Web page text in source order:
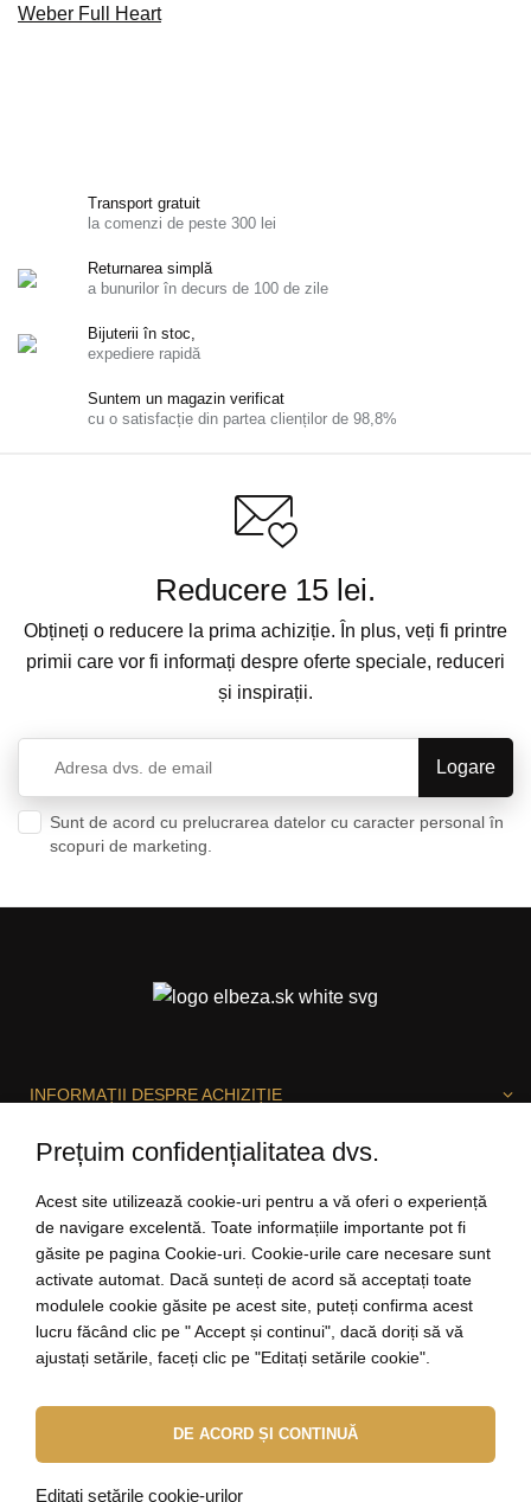
Transport gratuit
la comenzi de peste 300 lei
Returnarea simplă
a bunurilor în decurs de 100 de zile
Bijuterii în stoc,
expediere rapidă
Suntem un magazin verificat
cu o satisfacție din partea clienților de 98,8%
Reducere 15 lei.
Obțineți o reducere la prima achiziție. În plus, veți fi printre
primii care vor fi informați despre oferte speciale, reduceri
și inspirații.
Sunt de acord cu prelucrarea datelor cu caracter personal în
scopuri de marketing.
INFORMAȚII DESPRE ACHIZIȚIE
SUNTEM BUCUROȘI SĂ VĂ AJUTĂM!
salut@elbeza.ro
Internetový obchododBlueweb s.r.o.
Prețuim confidențialitatea dvs.
Acest site utilizează cookie-uri pentru a vă oferi o experiență
de navigare excelentă. Toate informațiile importante pot fi
găsite pe pagina Cookie-uri. Cookie-urile care necesare sunt
activate automat. Dacă sunteți de acord să acceptați toate
modulele cookie găsite pe acest site, puteți confirma acest
lucru făcând clic pe " Accept și continui", dacă doriți să vă
ajustați setările, faceți clic pe "Editați setările cookie".
DE ACORD ȘI CONTINUĂ
Editați setările cookie-urilor